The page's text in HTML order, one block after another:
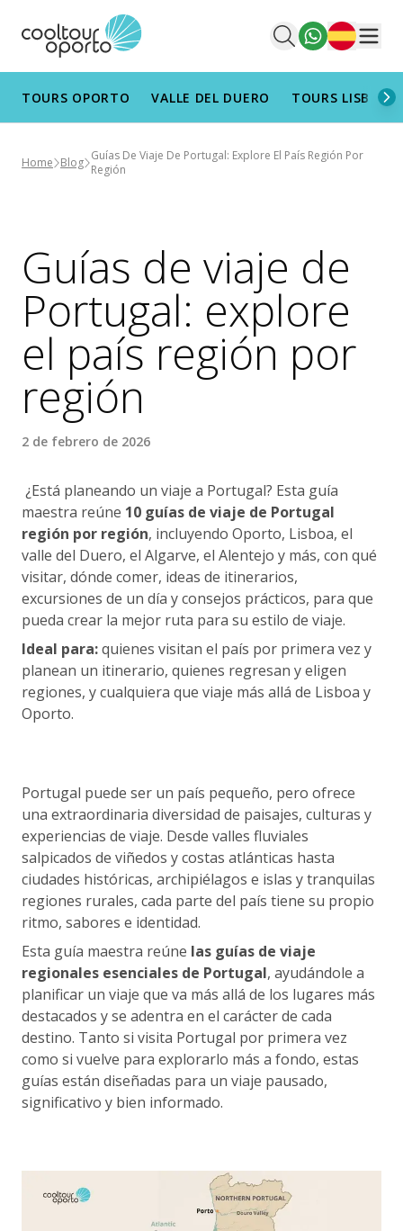
Español
TOURS OPORTO VALLE DEL DUERO TOURS LISBOA
Home Blog Guías De Viaje De Portugal: Explore El País Región Por
Región
Guías de viaje de
Portugal: explore
el país región por
región
2 de febrero de 2026
¿Está planeando un viaje a Portugal? Esta guía
maestra reúne 10 guías de viaje de Portugal
región por región, incluyendo Oporto, Lisboa, el
valle del Duero, el Algarve, el Alentejo y más, con qué
visitar, dónde comer, ideas de itinerarios,
excursiones de un día y consejos prácticos, para que
pueda crear la mejor ruta para su estilo de viaje.
Ideal para:quienes visitan el país por primera vez y
planean un itinerario, quienes regresan y eligen
regiones, y cualquiera que viaje más allá de Lisboa y
Oporto.
Portugal puede ser un país pequeño, pero ofrece
una extraordinaria diversidad de paisajes, culturas y
experiencias de viaje. Desde valles fluviales
salpicados de viñedos y costas atlánticas hasta
ciudades históricas, archipiélagos e islas y tranquilas
regiones rurales, cada parte del país tiene su propio
ritmo, sabores e identidad.
Esta guía maestra reúne las guías de viaje
regionales esenciales de Portugal, ayudándole a
planificar un viaje que va más allá de los lugares más
destacados y se adentra en el carácter de cada
destino. Tanto si visita Portugal por primera vez
como si vuelve para explorarlo más a fondo, estas
guías están diseñadas para un viaje pausado,
significativo y bien informado.